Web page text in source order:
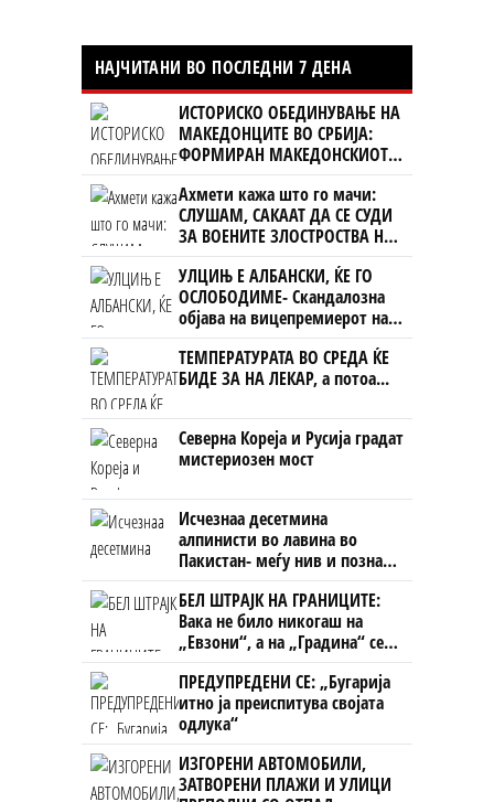
НАЈЧИТАНИ ВО ПОСЛЕДНИ 7 ДЕНА
ИСТОРИСКО ОБЕДИНУВАЊЕ НА
МАКЕДОНЦИТЕ ВО СРБИЈА:
ФОРМИРАН МАКЕДОНСКИОТ
НАЦИОНАЛЕН СОЈУЗ
Ахмети кажа што го мачи:
СЛУШАМ, САКААТ ДА СЕ СУДИ
ЗА ВОЕНИТЕ ЗЛОСТРОСТВА НА
УЧК...
УЛЦИЊ Е АЛБАНСКИ, ЌЕ ГО
ОСЛОБОДИМЕ- Скандалозна
објава на вицепремиерот на
Црна Гора
ТЕМПЕРАТУРАТА ВО СРЕДА ЌЕ
БИДЕ ЗА НА ЛЕКАР, а потоа...
Северна Кореја и Русија градат
мистериозен мост
Исчезнаа десетмина
алпинисти во лавина во
Пакистан- меѓу нив и познат
Непалец
БЕЛ ШТРАЈК НА ГРАНИЦИТЕ:
Вака не било никогаш на
„Евзони“, а на „Градина“ се
чека и пет часа
ПРЕДУПРЕДЕНИ СЕ: „Бугарија
итно ја преиспитува својата
одлука“
ИЗГОРЕНИ АВТОМОБИЛИ,
ЗАТВОРЕНИ ПЛАЖИ И УЛИЦИ